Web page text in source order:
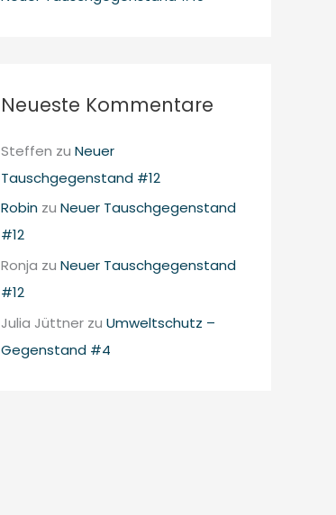
Neueste Kommentare
Steffen zu Neuer
Tauschgegenstand #12
Robin zu Neuer Tauschgegenstand
#12
Ronja zu Neuer Tauschgegenstand
#12
Julia Jüttner zu Umweltschutz –
Gegenstand #4